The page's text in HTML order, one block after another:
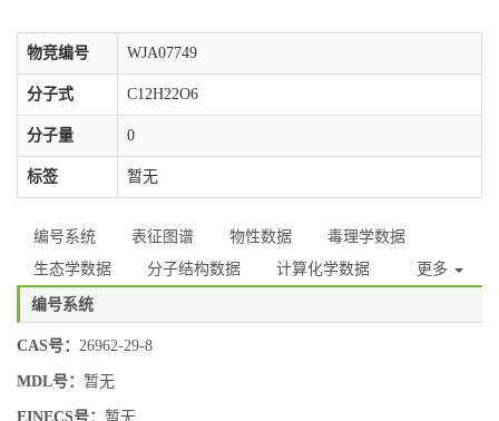
物竞编号 WJA07749
分子式 C12H22O6
分子量 0
标签 暂无
编号系统 表征图谱 物性数据
毒理学数据
生态学数据
分子结构数据 计算化学数据 更多
编号系统
CAS号： 26962-29-8
MDL号： 暂无
EINECS号： 暂无